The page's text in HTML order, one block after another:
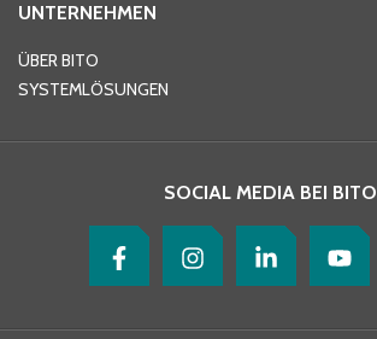
UNTERNEHMEN
ÜBER BITO
SYSTEMLÖSUNGEN
SOCIAL MEDIA BEI BITO